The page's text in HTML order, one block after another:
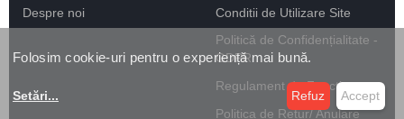
Despre noi
Conditii de Utilizare Site
Politică de Confidențialitate -
GDPR
Regulament de Funcționare
Politica de Retur/ Anulare
Folosim cookie-uri pentru o experiență mai bună.
Setări... Refuz Accept